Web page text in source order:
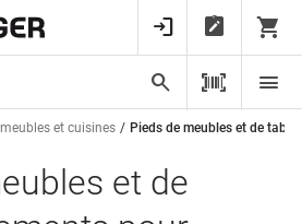
et cuisines Pieds de meubles et de
et de